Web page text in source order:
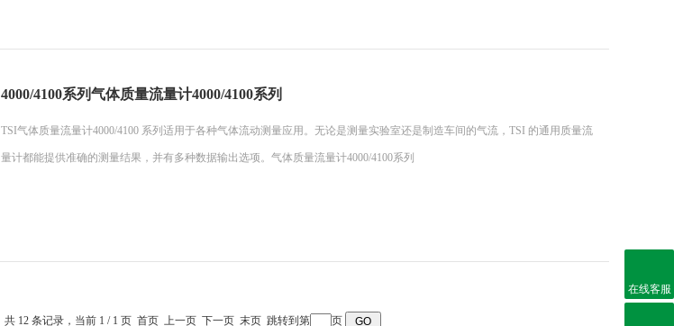
4000/4100系列气体质量流量计4000/4100系列
TSI气体质量流量计4000/4100 系列适用于各种气体流动测量应用。无论是测量实验室还是制造车间的气流，TSI 的通用质量流
量计都能提供准确的测量结果，并有多种数据输出选项。气体质量流量计4000/4100系列
共 12 条记录，当前 1 / 1 页 首页 上一页 下一页 末页 跳转到第 页
在线客服